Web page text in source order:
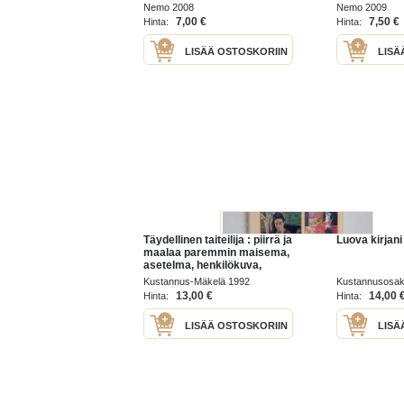
Nemo 2008
Hinta:
7,00 €
LISÄÄ OSTOSKORIIN
Nemo 2009
Hinta:
7,50 €
Täydellinen taiteilija : piirrä ja
maalaa paremmin maisema,
asetelma, henkilökuva,
muotokuva
Kustannus-Mäkelä 1992
Hinta:
13,00 €
LISÄÄ OSTOSKORIIN
Luova
Hinta:
14,00